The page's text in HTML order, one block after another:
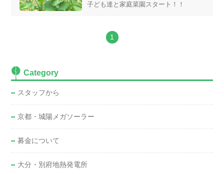
子ども達と家庭菜園スタート！！
1
Category
スタッフから
京都・城陽メガソーラー
募金について
大分・別府地熱発電所